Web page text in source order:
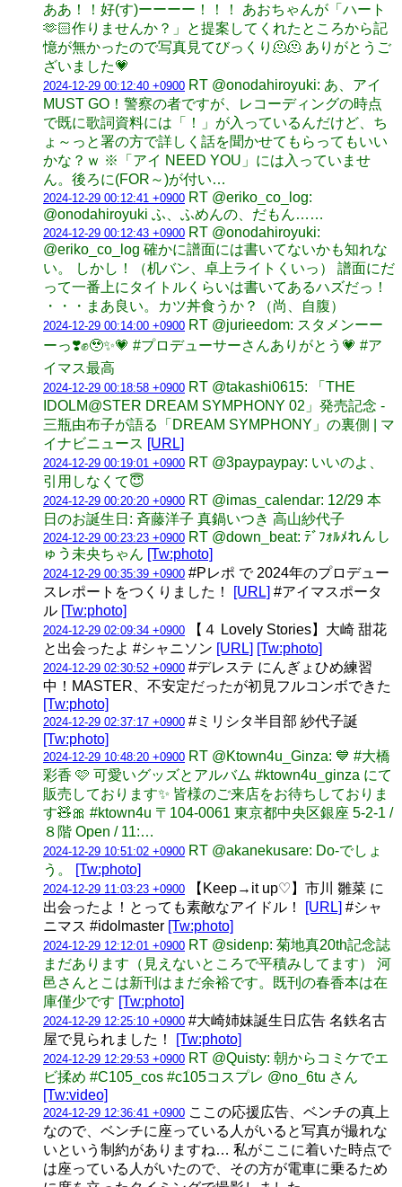
ああ！！好(す)ーーーー！！！ あおちゃんが「ハート
🫶🏻作りませんか？」と提案してくれたところから記
憶が無かったので写真見てびっくり🫠🫠 ありがとうご
ざいました💗
2024-12-29 00:12:40 +0900 RT @onodahiroyuki: あ、アイ
MUST GO！警察の者ですが、レコーディングの時点
で既に歌詞資料には「！」が入っているんだけど、ち
ょ～っと署の方で詳しく話を聞かせてもらってもいい
かな？ｗ ※「アイ NEED YOU」には入っていませ
ん。後ろに(FOR～)が付い…
2024-12-29 00:12:41 +0900 RT @eriko_co_log:
@onodahiroyuki ふ、ふめんの、だもん……
2024-12-29 00:12:43 +0900 RT @onodahiroyuki:
@eriko_co_log 確かに譜面には書いてないかも知れな
い。 しかし！（机バン、卓上ライトくいっ） 譜面にだ
って一番上にタイトルくらいは書いてあるハズだっ！
・・・まあ良い。カツ丼食うか？（尚、自腹）
2024-12-29 00:14:00 +0900 RT @jurieedom: スタメンーー
ーっ❣️✊🥹✨💗 #プロデューサーさんありがとう💗 #ア
イマス最高
2024-12-29 00:18:58 +0900 RT @takashi0615: 「THE
IDOLM@STER DREAM SYMPHONY 02」発売記念 -
三瓶由布子が語る「DREAM SYMPHONY」の裏側 | マ
イナビニュース [URL]
2024-12-29 00:19:01 +0900 RT @3paypaypay: いいのよ、
引用しなくて😇
2024-12-29 00:20:20 +0900 RT @imas_calendar: 12/29 本
日のお誕生日: 斉藤洋子 真鍋いつき 高山紗代子
2024-12-29 00:23:23 +0900 RT @down_beat: ﾃﾞﾌｫﾙﾒれんし
ゅう未央ちゃん [Tw:photo]
2024-12-29 00:35:39 +0900 #Pレポ で 2024年のプロデュー
スレポートをつくりました！
[URL] #アイマスポータ
ル [Tw:photo]
2024-12-29 02:09:34 +0900 【４ Lovely Stories】大崎 甜花
と出会ったよ #シャニソン [URL] [Tw:photo]
2024-12-29 02:30:52 +0900 #デレステ にんぎょひめ練習
中！MASTER、不安定だったが初見フルコンボできた
[Tw:photo]
2024-12-29 02:37:17 +0900 #ミリシタ半目部 紗代子誕
[Tw:photo]
2024-12-29 10:48:20 +0900 RT @Ktown4u_Ginza: 💙 #大橋
彩香 🩷 可愛いグッズとアルバム #ktown4u_ginza にて
販売しております✨ 皆様のご来店をお待ちしておりま
す🧸🎀 #ktown4u 〒104-0061 東京都中央区銀座 5-2-1 /
８階 Open / 11:…
2024-12-29 10:51:02 +0900 RT @akanekusare: Do-でしょ
う。
[Tw:photo]
2024-12-29 11:03:23 +0900 【Keep→it up♡】市川 雛菜 に
出会ったよ！とっても素敵なアイドル！
[URL] #シャ
ニマス #idolmaster [Tw:photo]
2024-12-29 12:12:01 +0900 RT @sidenp: 菊地真20th記念誌
まだあります（見えないところで平積みしてます） 河
邑さんとこは新刊はまだ余裕です。既刊の春香本は在
庫僅少です [Tw:photo]
2024-12-29 12:25:10 +0900 #大崎姉妹誕生日広告 名鉄名古
屋で見られました！
[Tw:photo]
2024-12-29 12:29:53 +0900 RT @Quisty: 朝からコミケでエ
ビ揉め #C105_cos #c105コスプレ @no_6tu さん
[Tw:video]
2024-12-29 12:36:41 +0900 ここの応援広告、ベンチの真上
なので、ベンチに座っている人がいると写真が撮れな
いという制約がありますね… 私がここに着いた時点で
は座っている人がいたので、その方が電車に乗るため